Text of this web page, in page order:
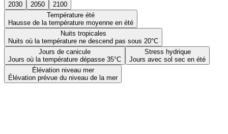
2030 2050
2100
Température été
Hausse de la température moyenne en été
Nuits tropicales
Nuits où la température ne descend pas sous 20°C
Jours de canicule
Jours où la température dépasse 35°C
Stress hydrique
Jours avec sol sec en été
Élévation niveau mer
Élévation prévue du niveau de la mer